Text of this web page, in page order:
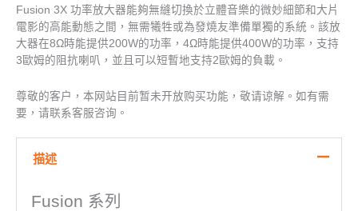
Fusion 3X 功率放大器能夠無縫切換於立體音樂的微妙細節和大片
電影的高能動態之間，無需犧牲或為發燒友準備單獨的系統。該放
大器在8Ω時能提供200W的功率，4Ω時能提供400W的功率，支持
3歐姆的阻抗喇叭，並且可以短暫地支持2歐姆的負載。
尊敬的客户，本网站目前暂未开放购买功能，敬请谅解。如有需
要，请联系客服咨询。
描述
Fusion 系列